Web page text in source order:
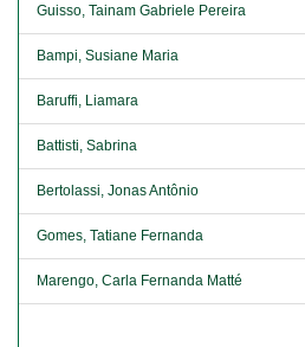
Guisso, Tainam Gabriele Pereira
Bampi, Susiane Maria
Baruffi, Liamara
Battisti, Sabrina
Bertolassi, Jonas Antônio
Gomes, Tatiane Fernanda
Marengo, Carla Fernanda Matté